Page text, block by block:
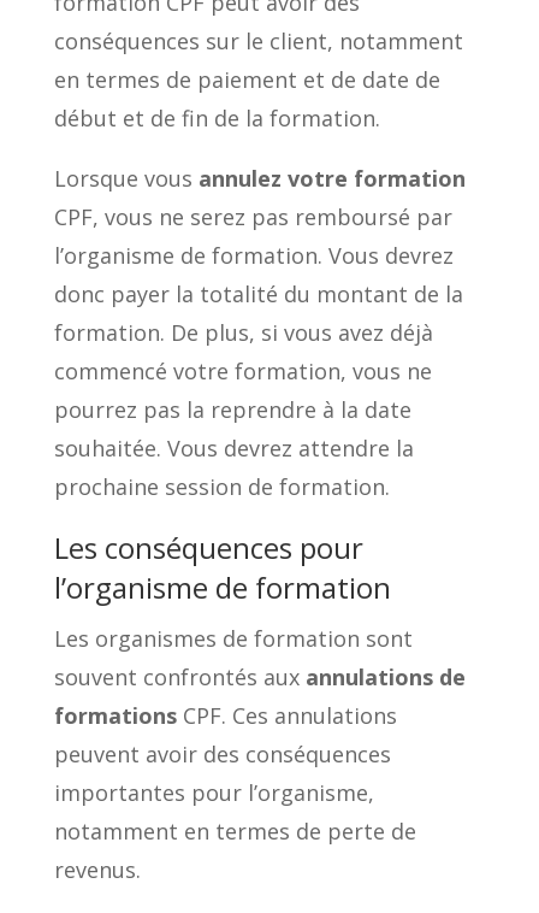
conséquences sur le client, notamment
en termes de paiement et de date de
début et de fin de la formation.
Lorsque vous annulez votre formation
CPF, vous ne serez pas remboursé par
l’organisme de formation. Vous devrez
donc payer la totalité du montant de la
formation. De plus, si vous avez déjà
commencé votre formation, vous ne
pourrez pas la reprendre à la date
souhaitée. Vous devrez attendre la
prochaine session de formation.
Les conséquences pour
l’organisme de formation
Les organismes de formation sont
souvent confrontés aux annulations de
formationsCPF. Ces annulations
peuvent avoir des conséquences
importantes pour l’organisme,
notamment en termes de perte de
revenus.